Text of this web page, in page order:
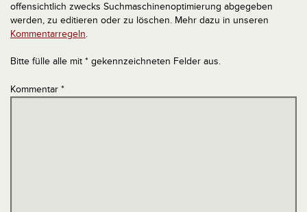
offensichtlich zwecks Suchmaschinenoptimierung abgegeben
werden, zu editieren oder zu löschen. Mehr dazu in unseren
Kommentarregeln.
Bitte fülle alle mit * gekennzeichneten Felder aus.
Kommentar *